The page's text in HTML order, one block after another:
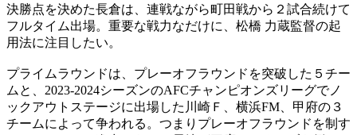
決勝点を決めた長倉は、連戦ながら町田戦から２試合続けて
フルタイム出場。重要な戦力なだけに、松橋 力蔵監督の起
用法に注目したい。
プライムラウンドは、プレーオフラウンドを突破した５チー
ムと、2023-2024シーズンのAFCチャンピオンズリーグでノ
ックアウトステージに出場した川崎Ｆ、横浜FM、甲府の３
チームによって争われる。つまりプレーオフラウンドを制す